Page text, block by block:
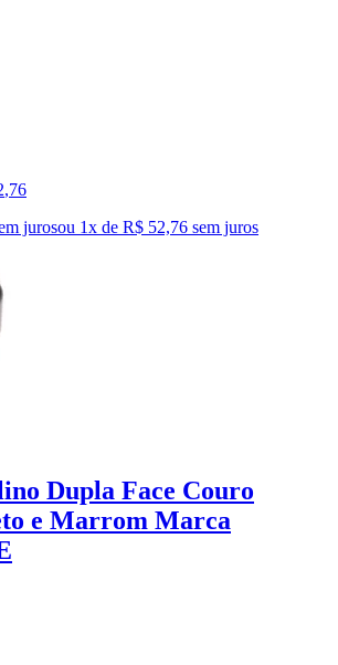
,76
jurosou 1x de R$ 52,76 sem juros
Dupla Face Couro
e Marrom Marca